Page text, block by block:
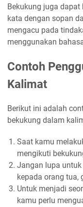
Bekukung juga
kata dengan sopan
mengacu pada
menggunakan
Contoh
Kalimat
Berikut ini adalah
bekukung dalam
Saat kamu
mengikuti
Jangan lupa
kepada orang tua,
Untuk menjadi
kamu perlu